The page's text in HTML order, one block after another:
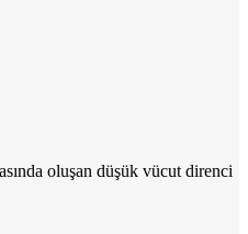
oluşan düşük vücut direnci